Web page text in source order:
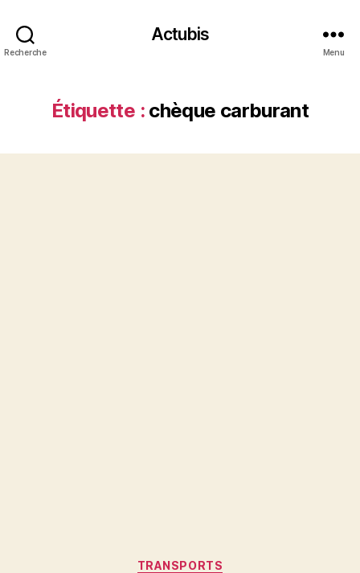
Recherche
Actubis
Menu
Étiquette : chèque carburant
Catégories
TRANSPORTS